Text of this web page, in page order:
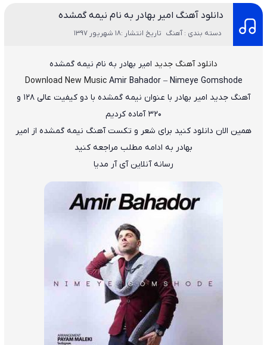
دانلود آهنگ امیر بهادر به نام نیمه گمشده
دسته بندی : آهنگ تاریخ انتشار :18 شهریور 1397
دانلود آهنگ جدید امیر بهادر به نام نیمه گمشده
Download New Music Amir Bahador– Nimeye Gomshode
آهنگ جدید امیر بهادر با عنوان نیمه گمشده
با دو کیفیت عالی ۱۲۸ و
۳۲۰ آماده کردیم
همین الان دانلود کنید برای شعر و تکست آهنگ نیمه گمشده از امیر
بهادر به ادامه مطلب مراجعه کنید
رسانه آنلاین آی آر مدیا